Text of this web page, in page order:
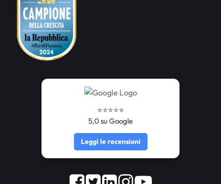
⭐️⭐️⭐️⭐️⭐️
5,0 su Google
Leggi le recensioni
Facebook
TwitterLinkedInInstagram
Youtube